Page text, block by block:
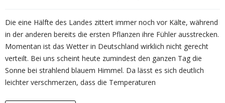
Die eine Hälfte des Landes zittert immer noch vor Kälte, während
in der anderen bereits die ersten Pflanzen ihre Fühler ausstrecken.
Momentan ist das Wetter in Deutschland wirklich nicht gerecht
verteilt. Bei uns scheint heute zumindest den ganzen Tag die
Sonne bei strahlend blauem Himmel. Da lässt es sich deutlich
leichter verschmerzen, dass die Temperaturen